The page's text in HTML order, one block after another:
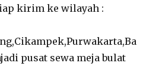
kirim ke wilayah :
pusat sewa meja bulat